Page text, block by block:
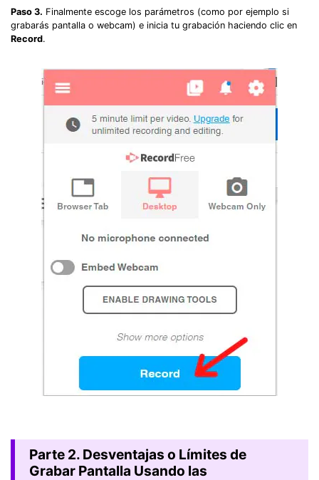
Paso 3. Finalmente escoge los parámetros (como por ejemplo si
grabarás pantalla o webcam) e inicia tu grabación haciendo clic en
Record.
Parte 2. Desventajas o Límites de
Grabar Pantalla Usando las